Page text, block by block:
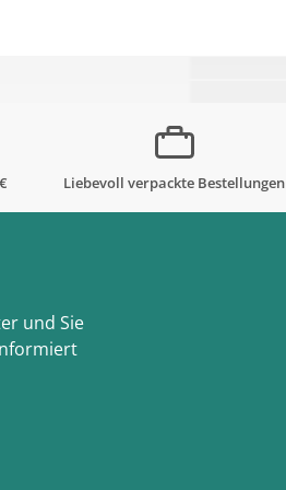
Liebevoll verpackte Bestellungen
und Sie